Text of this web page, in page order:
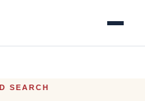
SEARCH